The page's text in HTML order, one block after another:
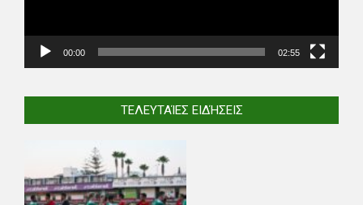
00:00 02:55
ΤΕΛΕΥΤΑΊΕΣ ΕΙΔΉΣΕΙΣ